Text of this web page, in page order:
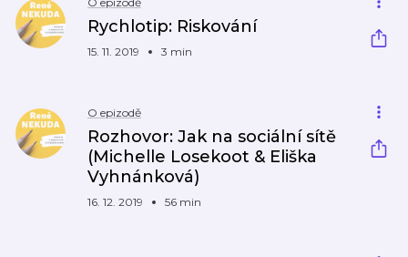
Rychlotip: Riskování
15. 11. 2019 3 min
O epizodě
Rozhovor: Jak na sociální sítě
(Michelle Losekoot & Eliška
Vyhnánková)
16. 12. 2019 56 min